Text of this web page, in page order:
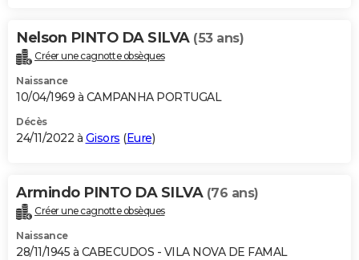
Nelson PINTO DA SILVA (53 ans)
Créer une cagnotte obsèques
Naissance
10/04/1969 à CAMPANHA PORTUGAL
Décès
24/11/2022 à Gisors (Eure)
Armindo PINTO DA SILVA (76 ans)
Créer une cagnotte obsèques
Naissance
28/11/1945 à CABECUDOS - VILA NOVA DE FAMAL